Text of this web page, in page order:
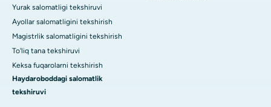
Yurak salomatligi tekshiruvi
Ayollar salomatligini tekshirish
Magistrlik salomatligini tekshirish
To'liq tana tekshiruvi
Keksa fuqarolarni tekshirish
Haydaroboddagi salomatlik
tekshiruvi